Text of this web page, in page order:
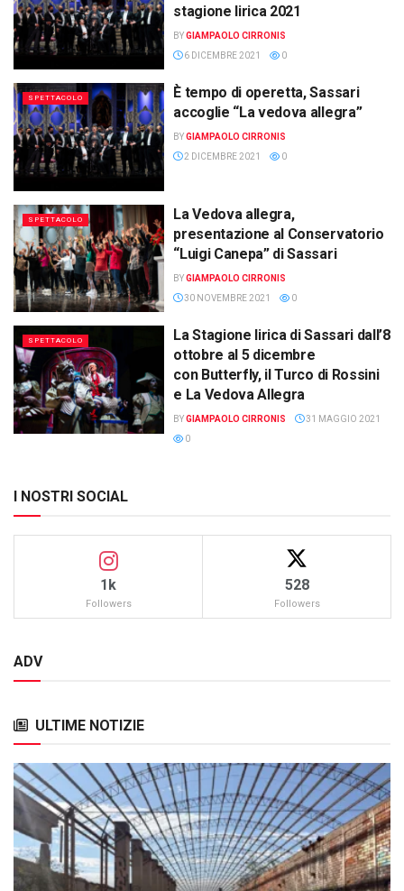
stagione lirica 2021
BYGIAMPAOLO CIRRONIS
6 DICEMBRE 2021
0
SPETTACOLO
È tempo di operetta, Sassari
accoglie “La vedova allegra”
BYGIAMPAOLO CIRRONIS
2 DICEMBRE 2021
0
SPETTACOLO
La Vedova allegra,
presentazione al Conservatorio
“Luigi Canepa” di Sassari
BYGIAMPAOLO CIRRONIS
30 NOVEMBRE 2021
0
SPETTACOLO
La Stagione lirica di Sassari dall’8
ottobre al 5 dicembre
con Butterfly, il Turco di Rossini
e La Vedova Allegra
BYGIAMPAOLO CIRRONIS
31 MAGGIO 2021
0
I NOSTRI SOCIAL
1k
Followers
528
Followers
ADV
ULTIME NOTIZIE